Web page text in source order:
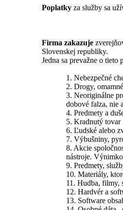
Poplatky za služby sa
Firma zakazuje
Slovenskej republiky.
Jedna sa prevažne o tieto
1. Nebezpečné
2. Drogy,
3. Neoriginálne
dobové falza, nie
4. Predmety a
5. Kradnutý tovar
6. Ľudské alebo
7. Výbušniny,
8. Akcie
nástroje.
9. Predmety,
10. Materiály,
11. Hudba, filmy,
12. Hardvér a
13. Software